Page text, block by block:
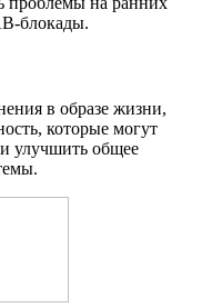
блокады.
в образе жизни,
которые могут
улучшить общее